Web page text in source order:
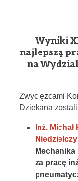
Wyniki
najlepszą
na
Zwycięzcami
Dziekana zostali:
Inż.
za pracę